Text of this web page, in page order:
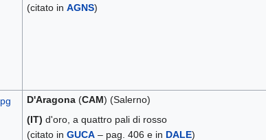
(citato in AGNS)
D'Aragona(CAM) (Salerno)
(IT) d'oro, a quattro pali di rosso
(citato in GUCA– pag. 406 e in DALE)